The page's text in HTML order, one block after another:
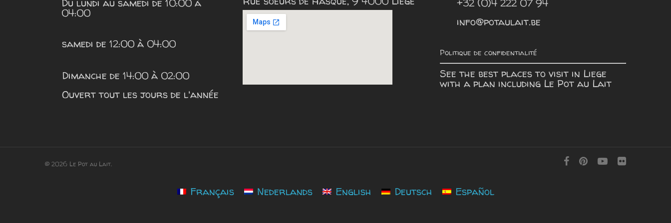
04:00
samedi de 12:00 à 04:00
Dimanche de 14:00 à 02:00
Ouvert tout les jours de l'année
info@potaulait.be
Politique de confidentialité
See the best places to visit in Liege
with a plan including Le Pot au Lait
© 2026 Le Pot au Lait.
Français Nederlands English Deutsch Español